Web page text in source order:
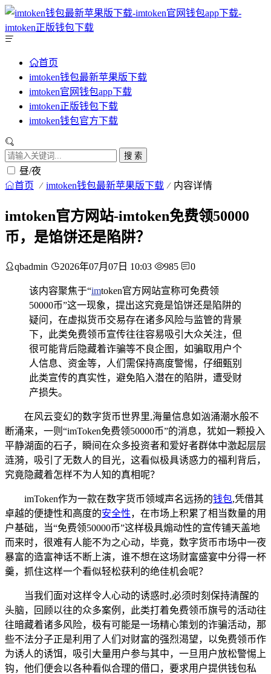
首页
imtoken钱包最新苹果版下载
imtoken官网钱包app下载
imtoken正版钱包下载
imtoken钱包官方下载
搜 索
昼/夜
首页 imtoken钱包最新苹果版下载 内容详情
imtoken官方网站-imtoken免费领50000
币，是馅饼还是陷阱？
qbadmin 2026年07月07日 10:03 985 0
该内容聚焦于“imtoken官方网站宣称可免费领
50000币”这一现象，提出这究竟是馅饼还是陷阱的
疑问，在虚拟货币交易存在诸多风险与监管的背景
下，此类免费领币宣传往往容易吸引大众关注，但
很可能背后隐藏着诈骗等不良企图，如骗取用户个
人信息、资金等，人们需保持高度警惕，仔细甄别
此类宣传的真实性，避免陷入潜在的陷阱，遭受财
产损失。
在风云变幻的数字货币世界里,海量信息如汹涌潮水般不
断涌来，一则“imToken免费领50000币”的消息，犹如一颗投入
平静湖面的石子，瞬间在众多投资者和爱好者群体中激起层层
涟漪，吸引了无数人的目光，这看似极具诱惑力的福利背后，
究竟隐藏着怎样不为人知的真相呢？
imToken作为一款在数字货币领域声名远扬的钱包,凭借其
卓越的便捷性和高度的安全性，在市场上积累了相当数量的用
户基础，当“免费领50000币”这样极具煽动性的宣传铺天盖地
而来时，很难有人能不为之心动，毕竟，数字货币市场中一夜
暴富的造富神话不断上演，谁不想在这场财富盛宴中分得一杯
羹，抓住这样一个看似轻松获利的绝佳机会呢？
当我们面对这样令人心动的诱惑时,必须时刻保持清醒的
头脑，回顾以往的众多案例，此类打着免费领币旗号的活动往
往暗藏着诸多风险，极有可能是一场精心策划的诈骗活动，那
些不法分子正是利用了人们对财富的强烈渴望，以免费领币作
为诱人的诱饵，吸引大量用户参与其中，一旦用户放松警惕上
钩，他们便会以各种看似合理的借口，要求用户提供钱包私